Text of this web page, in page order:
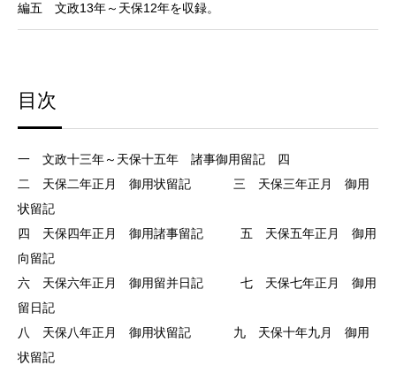
編五 文政13年～天保12年を収録。
目次
一 文政十三年～天保十五年 諸事御用留記 四
二 天保二年正月 御用状留記 三 天保三年正月 御用
状留記
四 天保四年正月 御用諸事留記 五 天保五年正月 御用
向留記
六 天保六年正月 御用留并日記 七 天保七年正月 御用
留日記
八 天保八年正月 御用状留記 九 天保十年九月 御用
状留記